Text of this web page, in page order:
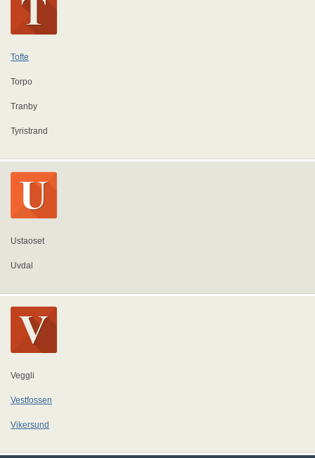
Tofte
Torpo
Tranby
Tyristrand
Ustaoset
Uvdal
Veggli
Vestfossen
Vikersund